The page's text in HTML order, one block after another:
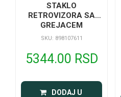
STAKLO
RETROVIZORA SA
GREJACEM
SKU: 898107611
5344.00 RSD
DODAJ U